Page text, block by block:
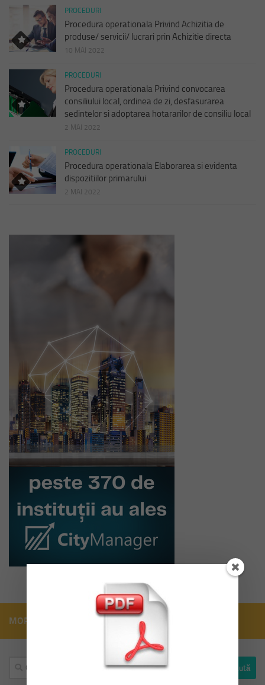
PROCEDURI
Procedura operationala Privind Achizitia de
produse/ servicii/ lucrari prin Achizitie directa
10 MAI 2022
PROCEDURI
Procedura operationala Privind convocarea
consiliului local, ordinea de zi, desfasurarea
sedintelor si adoptarea hotararilor de consiliu local
2 MAI 2022
PROCEDURI
Procedura operationala Elaborarea si evidenta
dispozitiilor primarului
2 MAI 2022
MORE
Caută